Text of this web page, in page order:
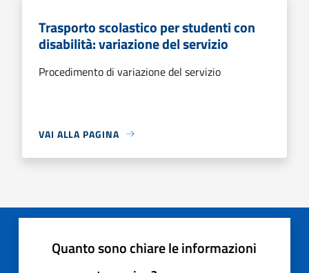
Trasporto scolastico per studenti con
disabilità: variazione del servizio
Procedimento di variazione del servizio
VAI ALLA PAGINA
Quanto sono chiare le informazioni